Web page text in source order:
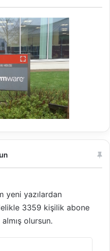
yeni yazılardan
3359 kişilik abone
olursun.